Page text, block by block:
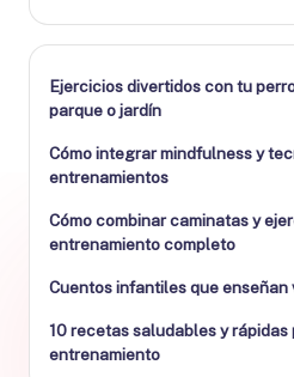
Ejercicios divertidos con tu
parque o jardín
Cómo integrar mindfulness y
entrenamientos
Cómo combinar caminatas y
entrenamiento completo
Cuentos infantiles que
10 recetas saludables y rápidas
entrenamiento